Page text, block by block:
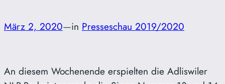
März 2, 2020—in Presseschau 2019/2020
An diesem Wochenende erspielten die Adliswiler